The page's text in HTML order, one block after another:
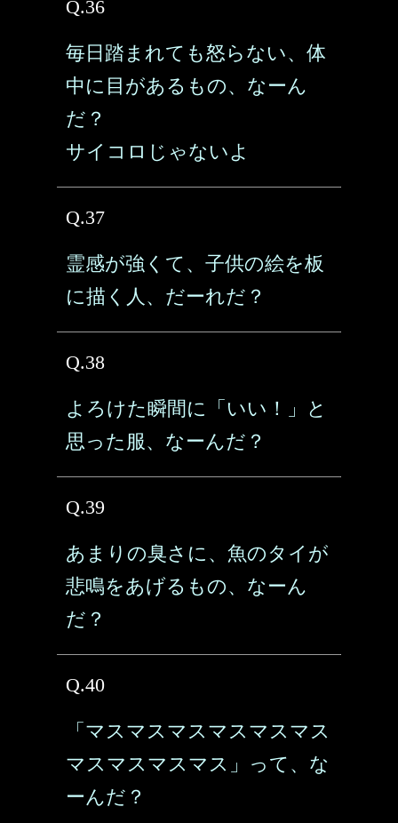
Q.36
毎日踏まれても怒らない、体
中に目があるもの、なーん
だ？
サイコロじゃないよ
Q.37
霊感が強くて、子供の絵を板
に描く人、だーれだ？
Q.38
よろけた瞬間に「いい！」と
思った服、なーんだ？
Q.39
あまりの臭さに、魚のタイが
悲鳴をあげるもの、なーん
だ？
Q.40
「マスマスマスマスマスマス
マスマスマスマス」って、な
ーんだ？